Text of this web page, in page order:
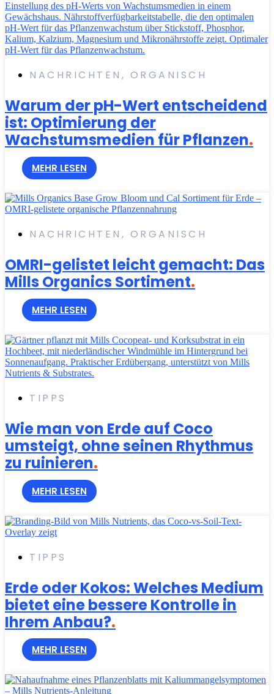
NACHRICHTEN , ORGANISCH
Warum der pH-Wert entscheidend
ist: Optimierung der
Wachstumsmedien für Pflanzen.
MEHR LESEN
NACHRICHTEN , ORGANISCH
OMRI-gelistet leicht gemacht: Das
Mills Organics Sortiment.
MEHR LESEN
TIPPS
Wie man von Erde auf Coco
umsteigt, ohne seinen Rhythmus
zu ruinieren.
MEHR LESEN
TIPPS
Erde oder Kokos: Welches Medium
bietet eine bessere Kontrolle in
Ihrem Anbau?.
MEHR LESEN